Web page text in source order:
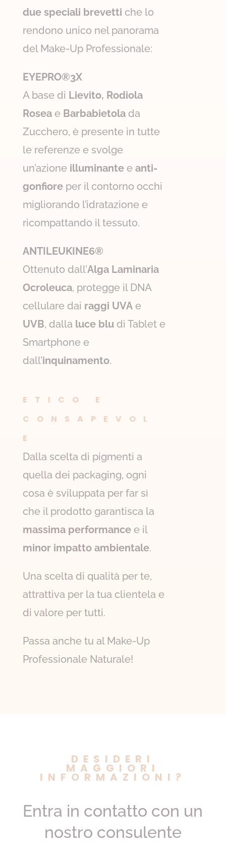
due speciali brevetti che lo
rendono unico nel panorama
del Make-Up Professionale:
EYEPRO®3X
A base di Lievito, Rodiola
Rosea e Barbabietolada
Zucchero, è presente in tutte
le referenze e svolge
un’azione illuminantee anti-
gonfioreper il contorno occhi
migliorando l’idratazione e
ricompattando il tessuto.
ANTILEUKINE6®
Ottenuto dall’Alga Laminaria
Ocroleuca, protegge il DNA
cellulare dai raggi UVAe
UVB, dalla luce bludi Tablet e
Smartphone e
dall’inquinamento.
ETICO E
CONSAPEVOL
E
Dalla scelta di pigmenti a
quella dei packaging, ogni
cosa è sviluppata per far sì
che il prodotto garantisca la
massima performancee il
minor impatto ambientale.
Una scelta di qualità per te,
attrattiva per la tua clientela e
di valore per tutti.
Passa anche tu al Make-Up
Professionale Naturale!
DESIDERI
MAGGIORI
INFORMAZIONI?
Entra in contatto con un
nostro consulente